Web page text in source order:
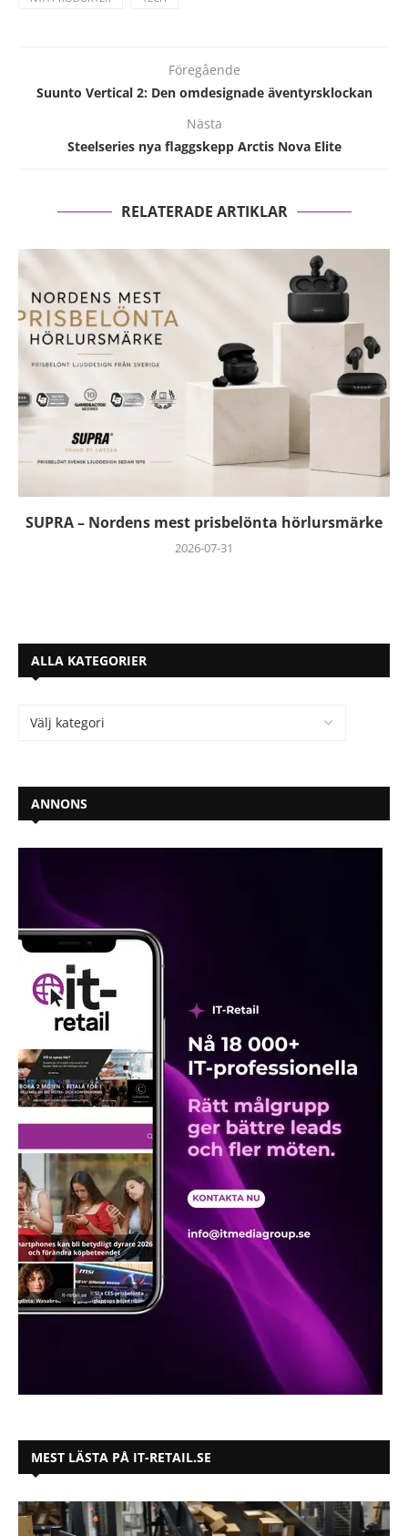
Föregående
Suunto Vertical 2: Den omdesignade äventyrsklockan
Nästa
Steelseries nya flaggskepp Arctis Nova Elite
RELATERADE ARTIKLAR
SUPRA – Nordens mest prisbelönta hörlursmärke
2026-07-31
ALLA KATEGORIER
ANNONS
MEST LÄSTA PÅ IT-RETAIL.SE